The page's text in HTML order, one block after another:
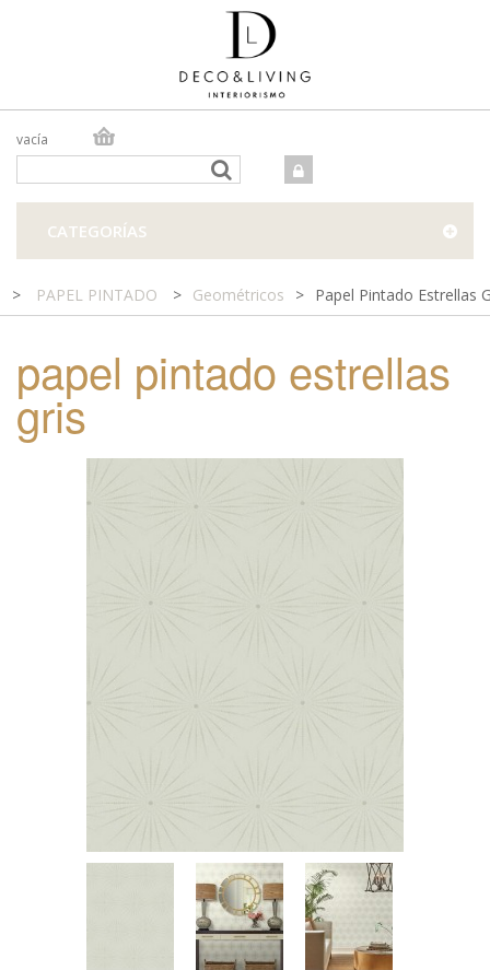
vacía
TIENDA FÍSICA
CATEGORÍAS
> PAPEL PINTADO > Geométricos > Papel Pintado Estrellas
papel pintado estrellas
gris